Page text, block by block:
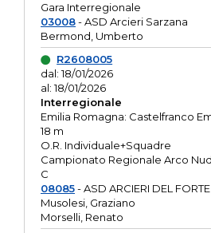
Gara Interregionale
03008- ASD Arcieri Sarzana
Bermond, Umberto
R2608005
dal: 18/01/2026
al: 18/01/2026
Interregionale
Emilia Romagna: Castelfranco
18 m
O.R. Individuale+Squadre
Campionato Regionale Arco
C
08085- ASD ARCIERI DEL FORTE
Musolesi, Graziano
Morselli, Renato